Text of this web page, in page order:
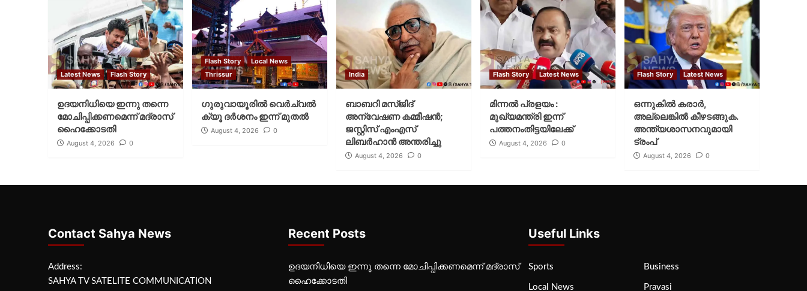
Latest News Flash Story
ഉദയനിധിയെ ഇന്നു തന്നെ
മോചിപ്പിക്കണമെന്ന് മദ്രാസ്
ഹൈക്കോടതി
August 4, 2026 0
Flash Story
Local News
Thrissur
ഗുരുവായൂരില്‍ വെര്‍ച്വല്‍
ക്യൂ ദര്‍ശനം ഇന്ന് മുതല്‍
August 4, 2026 0
India
ബാബറി മസ്ജിദ്
അന്വേഷണ കമ്മീഷന്‍;
ജസ്റ്റിസ് എംഎസ്
ലിബര്‍ഹാന്‍ അന്തരിച്ചു
August 4, 2026 0
Flash Story Latest News
മിന്നല്‍ പ്രളയം :
മുഖ്യമന്ത്രി ഇന്ന്
പത്തനംതിട്ടയിലേക്ക്
August 4, 2026 0
Flash Story Latest News
ഒന്നുകില്‍ കരാര്‍,
അല്ലെങ്കില്‍ കീഴടങ്ങുക.
അന്ത്യശാസനവുമായി
ട്രംപ്
August 4, 2026 0
Contact Sahya News
Address:
SAHYA TV SATELITE COMMUNICATION
Recent Posts
ഉദയനിധിയെ ഇന്നു തന്നെ മോചിപ്പിക്കണമെന്ന് മദ്രാസ്
ഹൈക്കോടതി
Useful Links
Sports Business
Local News Pravasi